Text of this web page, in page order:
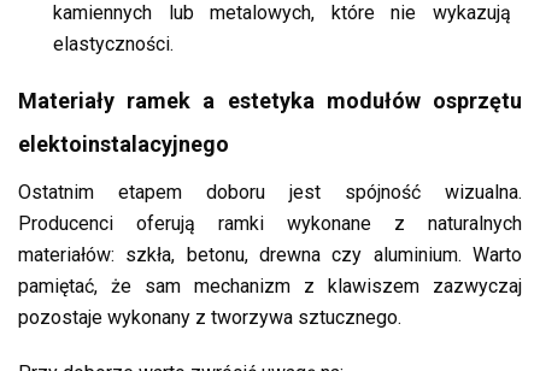
kamiennych lub metalowych, które nie wykazują
elastyczności.
Materiały ramek a estetyka modułów osprzętu
elektoinstalacyjnego
Ostatnim etapem doboru jest spójność wizualna.
Producenci oferują ramki wykonane z naturalnych
materiałów: szkła, betonu, drewna czy aluminium. Warto
pamiętać, że sam mechanizm z klawiszem zazwyczaj
pozostaje wykonany z tworzywa sztucznego.